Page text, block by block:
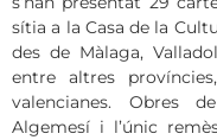
sítia a la Casa de la
des de Màlaga,
entre altres
valencianes. Obres
Algemesí i l’únic